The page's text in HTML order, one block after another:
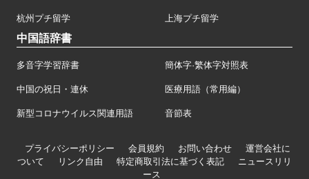
杭州プチ留学 上海プチ留学
中国語辞書
多音字学習辞書 簡体字·繁体字対照表
中国の祝日・連休 医療用語（常用編）
新型コロナウイルス関連用語 音節表
プライバシーポリシー 会員規約 お問い合わせ
運営会社に
ついて
リンク自由 特定商取引法に基づく表記
ニュースリリ
ース